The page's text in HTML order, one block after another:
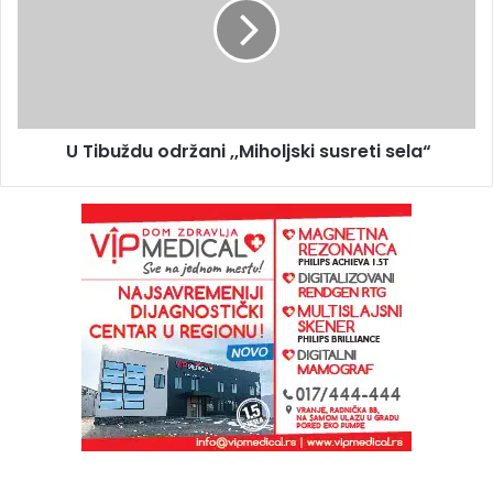
U Tibuždu održani ,,Miholjski susreti sela“